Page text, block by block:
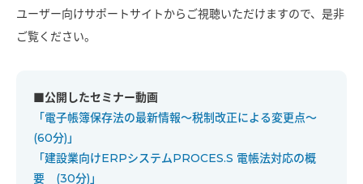
ユーザー向けサポートサイトからご視聴いただけますので、是非
ご覧ください。
■公開したセミナー動画
「電子帳簿保存法の最新情報～税制改正による変更点～
(60分)」
「建設業向けERPシステムPROCES.S 電帳法対応の概
要 (30分)」